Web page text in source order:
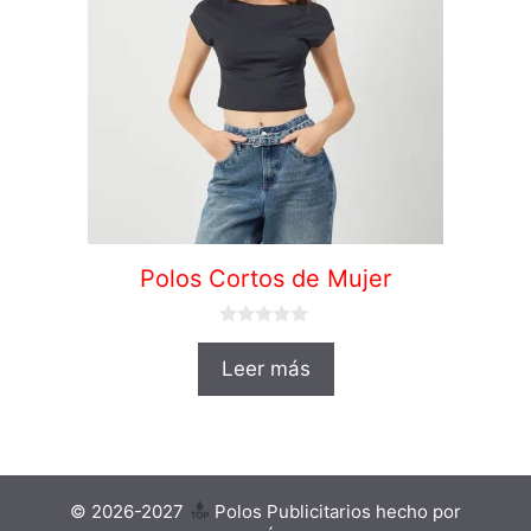
Polos Cortos de Mujer
e
Leer más
© 2026-2027
Polos Publicitarios hecho por